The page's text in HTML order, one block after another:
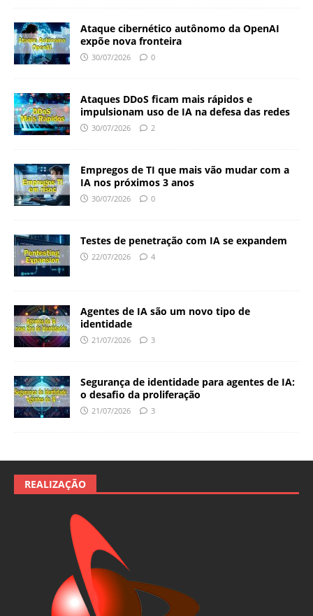
Ataque cibernético autônomo da OpenAI
expõe nova fronteira
30/07/2026 0
Ataques DDoS ficam mais rápidos e
impulsionam uso de IA na defesa das redes
30/07/2026 2
Empregos de TI que mais vão mudar com a
IA nos próximos 3 anos
30/07/2026 0
Testes de penetração com IA se expandem
22/07/2026 4
Agentes de IA são um novo tipo de
identidade
21/07/2026 3
Segurança de identidade para agentes de IA:
o desafio da proliferação
21/07/2026 3
REALIZAÇÃO